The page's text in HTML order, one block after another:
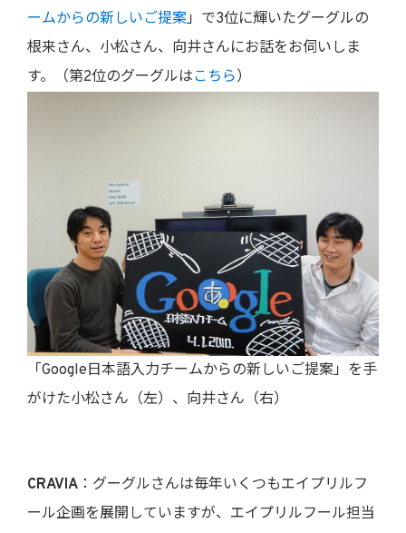
ームからの新しいご提案」で3位に輝いたグーグルの
根来さん、小松さん、向井さんにお話をお伺いしま
す。（第2位のグーグルはこちら）
「Google日本語入力チームからの新しいご提案」を手
がけた小松さん（左）、向井さん（右）
CRAVIA ：グーグルさんは毎年いくつもエイプリルフ
ール企画を展開していますが、エイプリルフール担当